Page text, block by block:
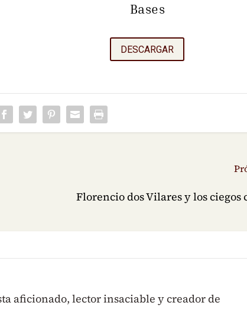
Bases
DESCARGAR
Florencio dos Vilares y los ciegos
aficionado, lector insaciable y creador de